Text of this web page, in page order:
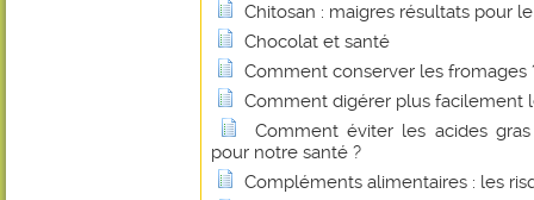
Chitosan : maigres résultats pour
Chocolat et santé
Comment conserver les fromages
Comment digérer plus facilement
Comment éviter les acides
pour notre santé ?
Compléments alimentaires : les